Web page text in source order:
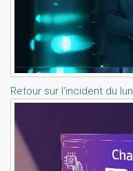
Retour sur l'incident du